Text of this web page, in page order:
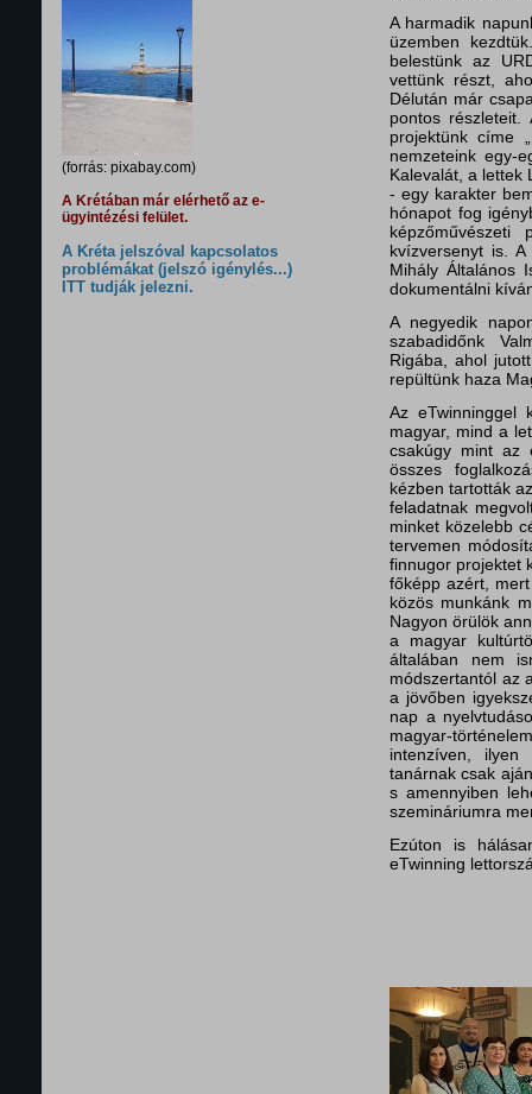
(forrás: pixabay.com)
A Krétában már elérhető az e-
ügyintézési felület.
A Kréta jelszóval kapcsolatos
problémákat (jelszó igénylés...)
ITT tudják jelezni.
A harmadik
üzemben
belestünk az
vettünk részt,
Délután már
pontos
projektünk címe
nemzeteink egy-
Kalevalát, a lettek
- egy karakter
hónapot fog
képzőművészeti
kvízversenyt is.
Mihály Általános
dokumentálni
A negyedik
szabadidőnk
Rigába, ahol
repültünk haza
Az eTwinninggel
magyar, mind a
csakúgy mint az
összes
kézben tartották
feladatnak
minket közelebb
tervemen
finnugor projektet
főképp azért,
közös munkánk
Nagyon örülök
a magyar
általában nem
módszertantól az
a jövőben
nap a
magyar-
intenzíven,
tanárnak csak
s amennyiben
szemináriumra
Ezúton is
eTwinning